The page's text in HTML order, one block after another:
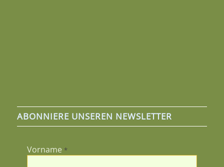
ABONNIERE UNSEREN NEWSLETTER
Vorname *